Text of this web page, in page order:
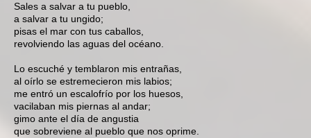
Sales a salvar a tu pueblo,
a salvar a tu ungido;
pisas el mar con tus caballos,
revolviendo las aguas del océano.
Lo escuché y temblaron mis entrañas,
al oírlo se estremecieron mis labios;
me entró un escalofrío por los huesos,
vacilaban mis piernas al andar;
gimo ante el día de angustia
que sobreviene al pueblo que nos oprime.